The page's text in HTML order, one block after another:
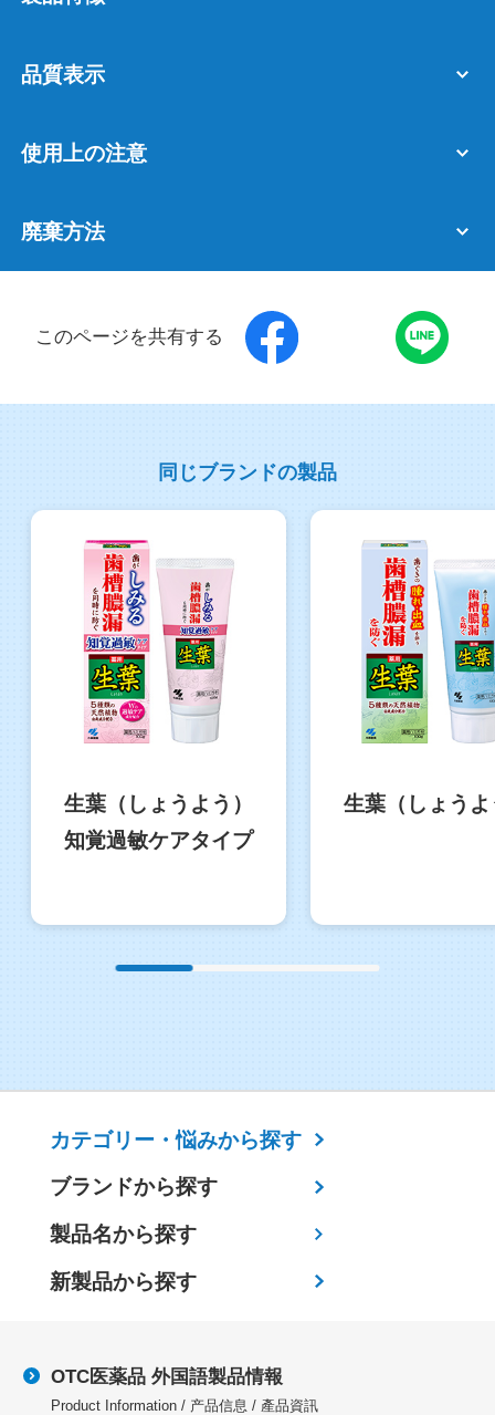
品質表示
使用上の注意
廃棄方法
このページを共有する
同じブランドの製品
生葉（しょうよう）
知覚過敏ケアタイプ
生葉（しょうよ
カテゴリー・悩みから探す
ブランドから探す
製品名から探す
新製品から探す
OTC医薬品 外国語製品情報
Product Information / 产品信息 / 產品資訊